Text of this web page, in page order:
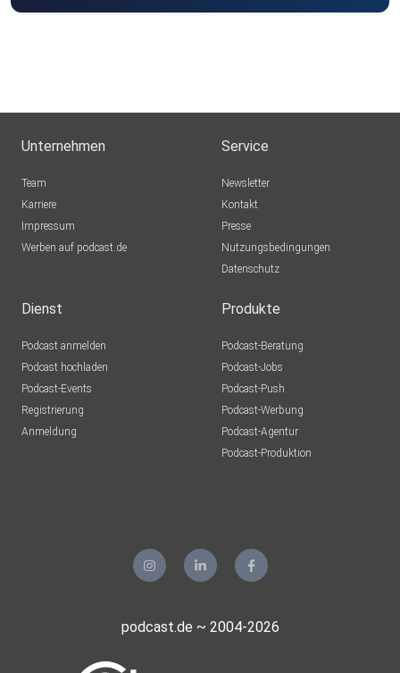
Unternehmen
Team
Karriere
Impressum
Werben auf podcast.de
Service
Newsletter
Kontakt
Presse
Nutzungsbedingungen
Datenschutz
Dienst
Podcast anmelden
Podcast hochladen
Podcast-Events
Registrierung
Anmeldung
Produkte
Podcast-Beratung
Podcast-Jobs
Podcast-Push
Podcast-Werbung
Podcast-Agentur
Podcast-Produktion
podcast.de ~ 2004-2026